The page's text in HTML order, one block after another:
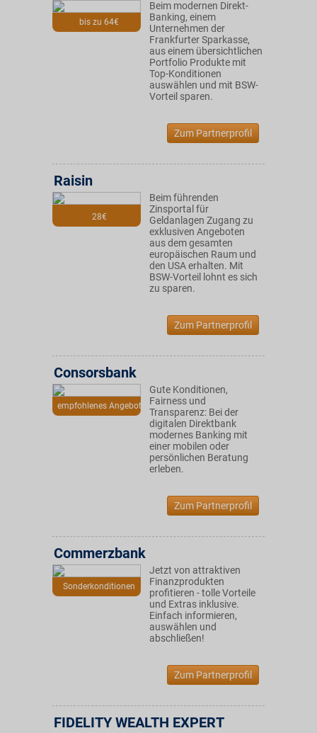
bis zu 64€
Beim modernen Direkt-
Banking, einem
Unternehmen der
Frankfurter Sparkasse,
aus einem übersichtlichen
Portfolio Produkte mit
Top-Konditionen
auswählen und mit BSW-
Vorteil sparen.
Zum Partnerprofil
28€
Raisin
Beim führenden
Zinsportal für
Geldanlagen Zugang zu
exklusiven Angeboten
aus dem gesamten
europäischen Raum und
den USA erhalten. Mit
BSW-Vorteil lohnt es sich
zu sparen.
Zum Partnerprofil
empfohlenes Angebot
Consorsbank
Gute Konditionen,
Fairness und
Transparenz: Bei der
digitalen Direktbank
modernes Banking mit
einer mobilen oder
persönlichen Beratung
erleben.
Zum Partnerprofil
Sonderkonditionen
Commerzbank
Jetzt von attraktiven
Finanzprodukten
profitieren - tolle Vorteile
und Extras inklusive.
Einfach informieren,
auswählen und
abschließen!
Zum Partnerprofil
FIDELITY WEALTH EXPERT